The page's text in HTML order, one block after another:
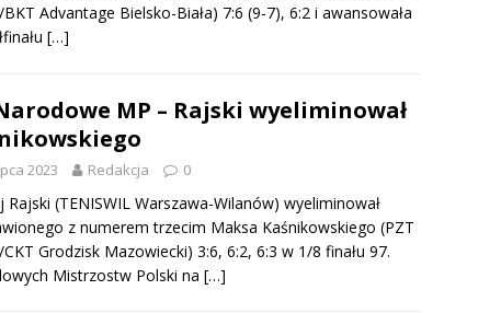
Advantage Bielsko-Biała) 7:6 (9-7), 6:2 i awansowała
[…]
MP – Rajski wyeliminował
2023 Redakcja 0
Rajski (TENISWIL Warszawa-Wilanów) wyeliminował
z numerem trzecim Maksa Kaśnikowskiego (PZT
Grodzisk Mazowiecki) 3:6, 6:2, 6:3 w 1/8 finału 97.
Mistrzostw Polski na […]